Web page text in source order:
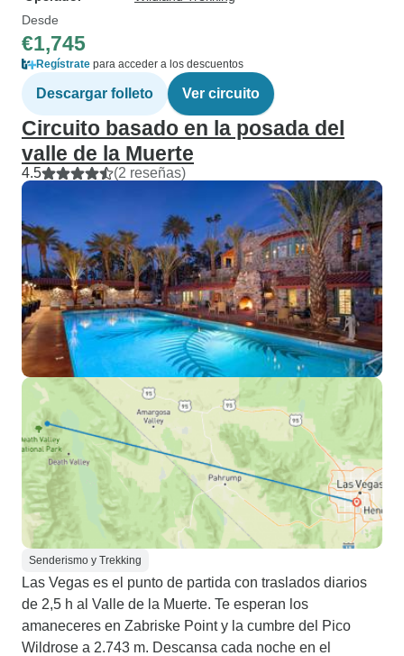
Desde
€1,745
Regístrate para acceder a los descuentos
Descargar folleto Ver circuito
Circuito basado en la posada del
valle de la Muerte
4.5 (2 reseñas)
Senderismo y Trekking
Las Vegas es el punto de partida con traslados diarios
de 2,5 h al Valle de la Muerte. Te esperan los
amaneceres en Zabriske Point y la cumbre del Pico
Wildrose a 2.743 m. Descansa cada noche en el